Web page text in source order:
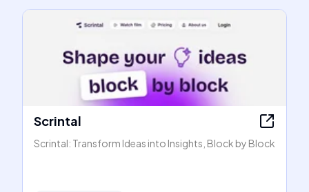
Scrintal
Scrintal: Transform Ideas into Insights, Block by Block